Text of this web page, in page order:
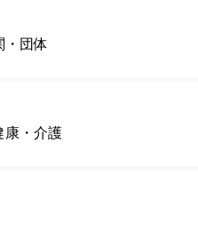
・団体
康・介護